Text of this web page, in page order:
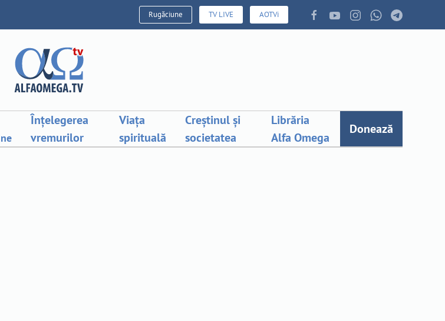
Rugăciune TV LIVE AOTVi
Înțelegerea
vremurilor
Viața
spirituală
Creștinul și
societatea
Librăria
Alfa Omega
Donează